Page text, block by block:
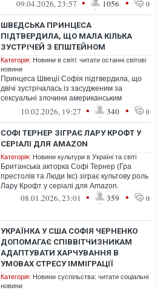
09.04.2026, 23:57 • 1056 • 0
ШВЕДСЬКА ПРИНЦЕСА
ПІДТВЕРДИЛА, ЩО МАЛА КІЛЬКА
ЗУСТРІЧЕЙ З ЕПШТЕЙНОМ
Категорія: Новини в світі: читати останні світові
новини
Принцеса Швеції Софія підтвердила, що
двічі зустрічалась із засудженим за
сексуальні злочини американським
фінансистом Джеффрі Епштейном.
10.02.2026, 19:27 • 340 • 0
СОФІ ТЕРНЕР ЗІГРАЄ ЛАРУ КРОФТ У
СЕРІАЛІ ДЛЯ AMAZON
Категорія: Новини культури в Україні та світі
Британська акторка Софі Тернер (Гра
престолів та Люди Ікс) зіграє культову роль
Лару Крофт у серіалі для Amazon.
08.01.2026, 23:01 • 359 • 0
УКРАЇНКА У США СОФІЯ ЧЕРНЕНКО
ДОПОМАГАЄ СПІВВІТЧИЗНИКАМ
АДАПТУВАТИ ХАРЧУВАННЯ В
УМОВАХ СТРЕСУ ІММІГРАЦІЇ
Категорія: Новини суспільства: читати соціальні
новини